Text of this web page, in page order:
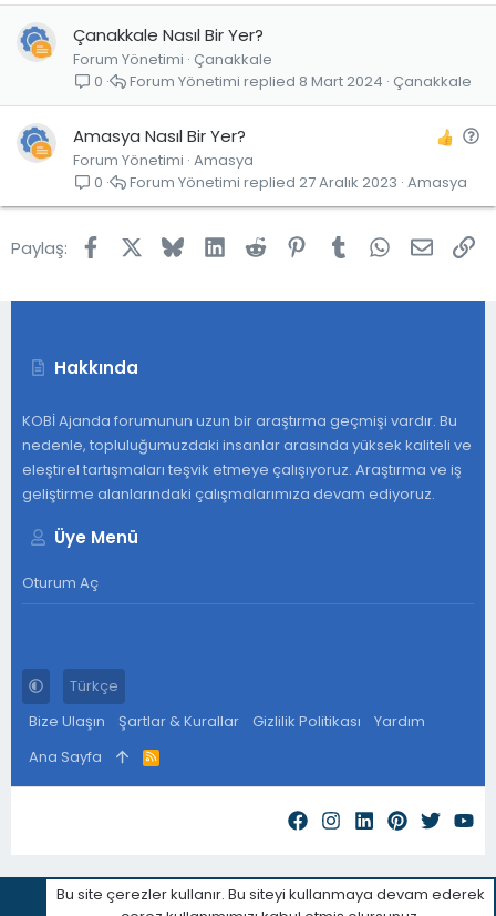
u
Çanakkale Nasıl Bir Yer?
Forum Yönetimi Çanakkale
0
Çanakkale
8 Mart 2024
Forum Yönetimi
S
u
Amasya Nasıl Bir Yer?
Forum Yönetimi Amasya
0
Amasya
27 Aralık 2023
Forum Yönetimi
Paylaş: FacebookBlueskyLinkedInReddit Pinterest
Tumblr WhatsApp
E-
Hakkında
KOBİ Ajanda forumunun uzun bir araştırma geçmişi vardır. Bu
nedenle, topluluğumuzdaki insanlar arasında yüksek kaliteli ve
eleştirel tartışmaları teşvik etmeye çalışıyoruz. Araştırma ve iş
geliştirme alanlarındaki çalışmalarımıza devam ediyoruz.
Üye Menü
Oturum Aç
Türkçe
Bize Ulaşın
Şartlar & Kurallar Gizlilik Politikası
Yardım
Ana Sayfa
R
S
S
Bu site çerezler kullanır. Bu siteyi kullanmaya devam ederek